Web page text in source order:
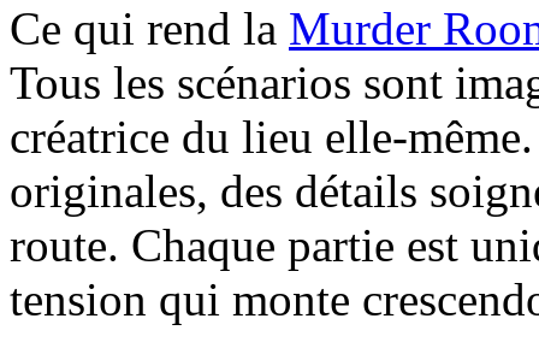
Ce qui rend la Murder
Tous les scénarios sont
créatrice du lieu elle-
originales, des détails
route. Chaque partie est
tension qui monte